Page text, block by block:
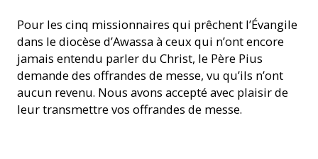
Pour les cinq missionnaires qui prêchent l’Évangile
dans le diocèse d’Awassa à ceux qui n’ont encore
jamais entendu parler du Christ, le Père Pius
demande des offrandes de messe, vu qu’ils n’ont
aucun revenu. Nous avons accepté avec plaisir de
leur transmettre vos offrandes de messe.